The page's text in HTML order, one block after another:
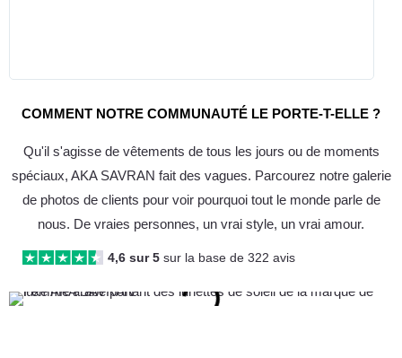
COMMENT NOTRE COMMUNAUTÉ LE PORTE-T-ELLE ?
Qu'il s'agisse de vêtements de tous les jours ou de moments
spéciaux, AKA SAVRAN fait des vagues. Parcourez notre galerie
de photos de clients pour voir pourquoi tout le monde parle de
nous. De vraies personnes, un vrai style, un vrai amour.
4,6 sur 5 sur la base de 322 avis